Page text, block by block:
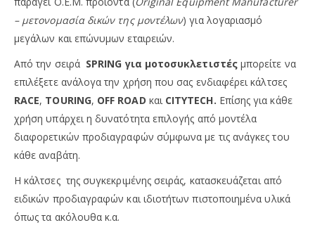
– μετονομασία δικών της μοντέλων) για λογαριασμό
μεγάλων και επώνυμων εταιρειών.
Από την σειρά SPRING για μοτοσυκλετιστέςμπορείτε να
επιλέξετε ανάλογα την χρήση που σας ενδιαφέρει κάλτσες
RACE, TOURING, OFF ROAD και CITYTECH. Επίσης για κάθε
χρήση υπάρχει η δυνατότητα επιλογής από μοντέλα
διαφορετικών προδιαγραφών σύμφωνα με τις ανάγκες του
κάθε αναβάτη.
Η κάλτσες της συγκεκριμένης σειράς, κατασκευάζεται από
ειδικών προδιαγραφών και ιδιοτήτων πιστοποιημένα υλικά
όπως τα ακόλουθα κ.α.